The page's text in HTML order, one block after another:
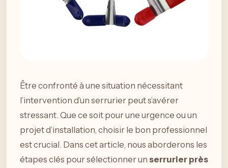
Être confronté à une situation nécessitant
l’intervention d’un serrurier peut s’avérer
stressant. Que ce soit pour une urgence ou un
projet d’installation, choisir le bon professionnel
est crucial. Dans cet article, nous aborderons les
étapes clés pour sélectionner un serrurier près